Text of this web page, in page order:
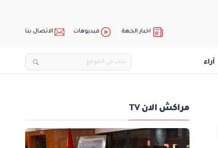
اخبار الجهة فيديوهات الاتصال بنا
آراء
مراكش الان TV